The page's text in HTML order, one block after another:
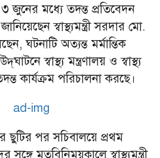
জুনের মধ্যে তদন্ত প্রতিবেদন
স্বাস্থ্যমন্ত্রী সরদার মো.
ঘটনাটি অত্যন্ত মর্মান্তিক
স্বাস্থ্য মন্ত্রণালয় ও স্বাস্থ্য
কার্যক্রম পরিচালনা করছে।
পর সচিবালয়ে প্রথম
সঙ্গে মতবিনিময়কালে স্বাস্থ্যমন্ত্রী